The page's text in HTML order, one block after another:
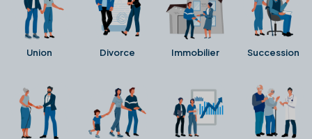
Union Divorce Immobilier Succession